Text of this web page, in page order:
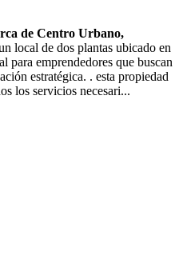
de Centro Urbano,
local de dos plantas ubicado en
para emprendedores que buscan
estratégica. . esta propiedad
los servicios necesari...